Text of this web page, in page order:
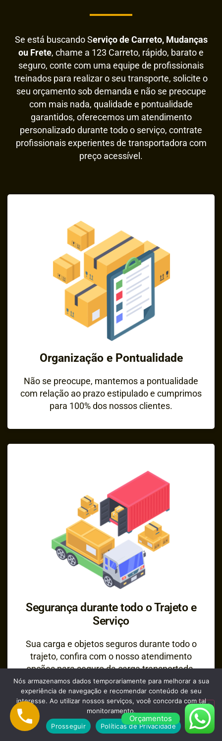
Se está buscando Serviço de Carreto, Mudanças
ou Frete, chame a 123 Carreto, rápido, barato e
seguro, conte com uma equipe de profissionais
treinados para realizar o seu transporte, solicite o
seu orçamento sob demanda e não se preocupe
com mais nada, qualidade e pontualidade
garantidos, oferecemos um atendimento
personalizado durante todo o serviço, contrate
profissionais experientes de transportadora com
preço acessível.
Organização e Pontualidade
Não se preocupe, mantemos a pontualidade
com relação ao prazo estipulado e cumprimos
para 100% dos nossos clientes.
Segurança durante todo o Trajeto e
Serviço
Sua carga e objetos seguros durante todo o
trajeto, confira com o nosso atendimento
opções para seguro da carga transportada.
Orçamentos
Nós armazenamos dados temporariamente para melhorar a sua
experiência de navegação e recomendar conteúdo de seu
interesse. Ao utilizar nossos serviços, você concorda com tal
monitoramento.
Prosseguir
Políticas de Privacidade